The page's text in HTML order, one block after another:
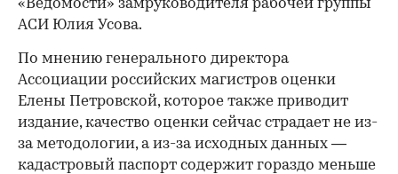
«Ведомости» замруководителя рабочей группы
АСИ Юлия Усова.
По мнению генерального директора
Ассоциации российских магистров оценки
Елены Петровской, которое также приводит
издание, качество оценки сейчас страдает не из-
за методологии, а из-за исходных данных —
кадастровый паспорт содержит гораздо меньше